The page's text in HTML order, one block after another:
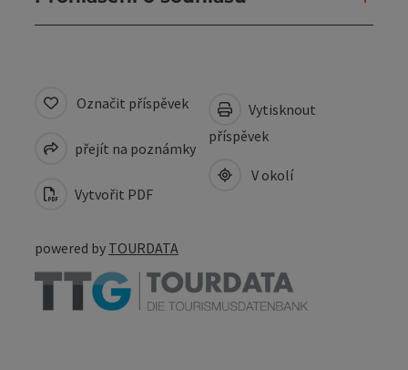
Označit příspěvek
přejít na poznámky
Vytvořit PDF
Vytisknout
příspěvek
V okolí
powered by TOURDATA